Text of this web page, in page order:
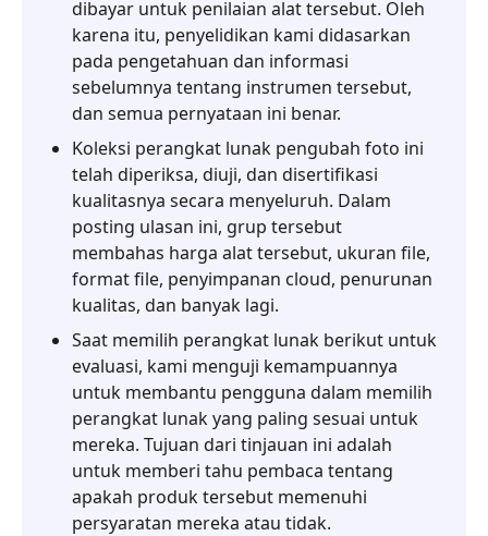
dibayar untuk penilaian alat tersebut. Oleh
karena itu, penyelidikan kami didasarkan
pada pengetahuan dan informasi
sebelumnya tentang instrumen tersebut,
dan semua pernyataan ini benar.
Koleksi perangkat lunak pengubah foto ini
telah diperiksa, diuji, dan disertifikasi
kualitasnya secara menyeluruh. Dalam
posting ulasan ini, grup tersebut
membahas harga alat tersebut, ukuran file,
format file, penyimpanan cloud, penurunan
kualitas, dan banyak lagi.
Saat memilih perangkat lunak berikut untuk
evaluasi, kami menguji kemampuannya
untuk membantu pengguna dalam memilih
perangkat lunak yang paling sesuai untuk
mereka. Tujuan dari tinjauan ini adalah
untuk memberi tahu pembaca tentang
apakah produk tersebut memenuhi
persyaratan mereka atau tidak.